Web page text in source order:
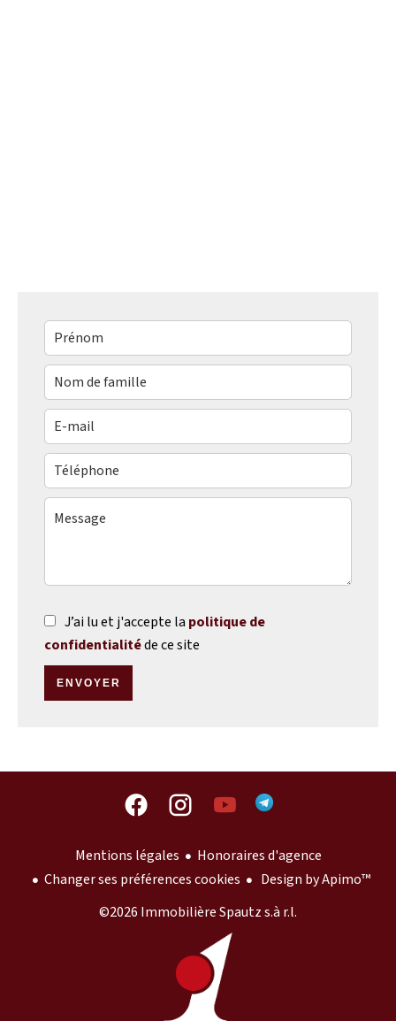
J’ai lu et j'accepte la politique de
confidentialitéde ce site
ENVOYER
Mentions légales
Honoraires d'agence
Changer ses préférences cookies
Design byApimo™
©2026 Immobilière Spautz s.à r.l.